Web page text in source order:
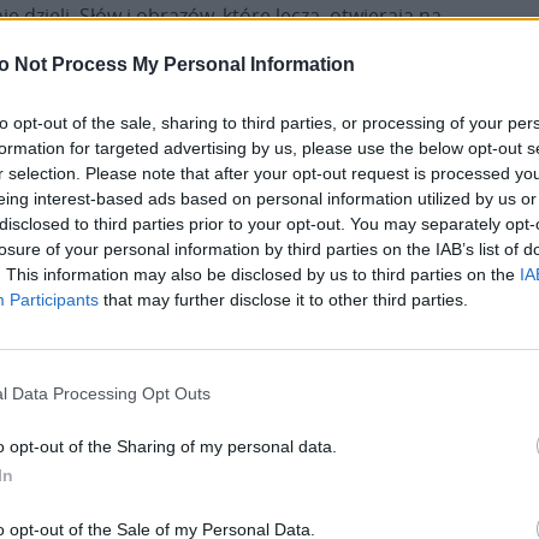
Not Process My Personal Information
opt-out of the sale, sharing to third parties, or processing of your
for targeted advertising by us, please use the below opt-out
selection. Please note that after your opt-out request is processed
interest-based ads based on personal information utilized by us
to third parties prior to your opt-out. You may separately
of your personal information by third parties on the IAB’s list of
This information may also be disclosed by us to third parties on the
Participants that may further disclose it to other third parties.
Data Processing Opt Outs
opt-out of the Sharing of my personal data.
opt-out of the Sale of my Personal Data.
dzieli. Słów i obrazów, które leczą, otwierają na
między instytucjami, światem nauki,
biznesu i życia społecznego, zawsze z
o godność każdego człowieka – zwłaszcza
starszych i wykluczonych. Oznacza też
tworzenie. Przytoczył słowa Benedykta
„Wiara jest miłością i dlatego tworzy poezję i
muzykę. Wiara jest radością, dlatego tworzy
i podkreślił więź między tym, co
egzystencji. Wreszcie Ojciec Święty wskazał, że
służbę.
głęboko kultura wyrastała z duchowego
miłosierdzia. „Czy naprawdę można sądzić,
bez śladu wiary? Dlaczego mielibyśmy